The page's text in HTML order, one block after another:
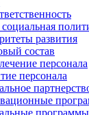
развития
состав
персонала
персонала
программы